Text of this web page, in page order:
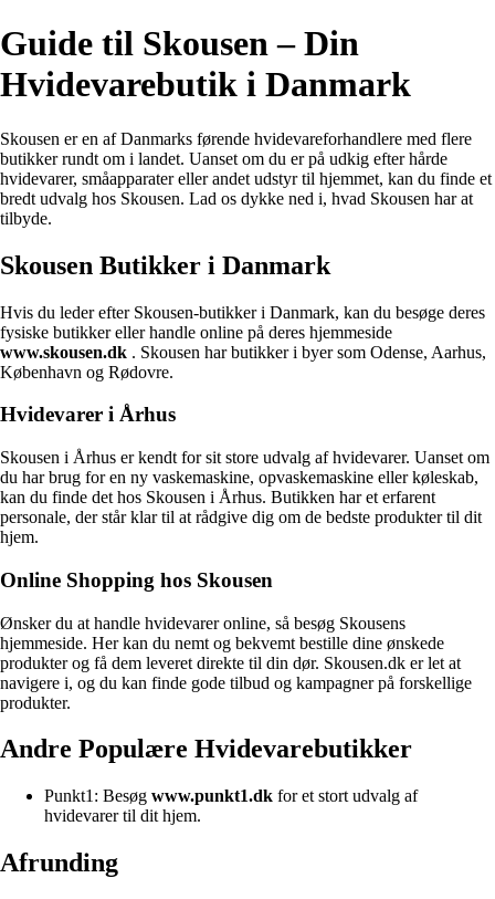
Guide til Skousen – Din
Hvidevarebutik i Danmark
Skousen er en af Danmarks førende hvidevareforhandlere med flere
butikker rundt om i landet. Uanset om du er på udkig efter hårde
hvidevarer, småapparater eller andet udstyr til hjemmet, kan du finde et
bredt udvalg hos Skousen. Lad os dykke ned i, hvad Skousen har at
tilbyde.
Skousen Butikker i Danmark
Hvis du leder efter Skousen-butikker i Danmark, kan du besøge deres
fysiske butikker eller handle online på deres hjemmeside
www.skousen.dk . Skousen har butikker i byer som Odense, Aarhus,
København og Rødovre.
Hvidevarer i Århus
Skousen i Århus er kendt for sit store udvalg af hvidevarer. Uanset om
du har brug for en ny vaskemaskine, opvaskemaskine eller køleskab,
kan du finde det hos Skousen i Århus. Butikken har et erfarent
personale, der står klar til at rådgive dig om de bedste produkter til dit
hjem.
Online Shopping hos Skousen
Ønsker du at handle hvidevarer online, så besøg Skousens
hjemmeside. Her kan du nemt og bekvemt bestille dine ønskede
produkter og få dem leveret direkte til din dør. Skousen.dk er let at
navigere i, og du kan finde gode tilbud og kampagner på forskellige
produkter.
Andre Populære Hvidevarebutikker
Punkt1: Besøg www.punkt1.dk for et stort udvalg af
hvidevarer til dit hjem.
Afrunding